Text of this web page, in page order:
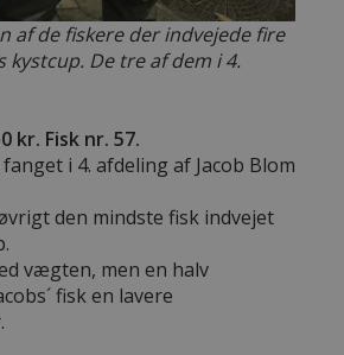
af de fiskere der indvejede fire
kystcup. De tre af dem i 4.
kr. Fisk nr. 57.
i 4. afdeling af Jacob Blom
den mindste fisk indvejet
vægten, men en halv
fisk en lavere